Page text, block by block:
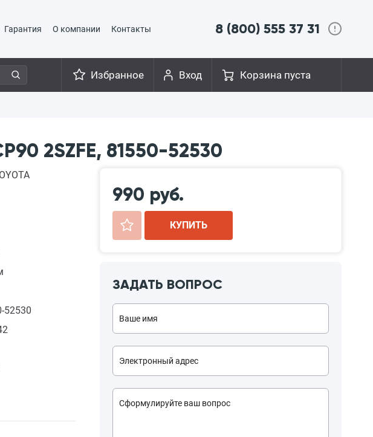
Гарантия О компании Контакты 8 (800) 555 37 31
Корзина пуста
Вход
Избранное
2SZFE, 81550-52530
52530
990 руб.
+ КУПИТЬ
ЗАДАТЬ ВОПРОС